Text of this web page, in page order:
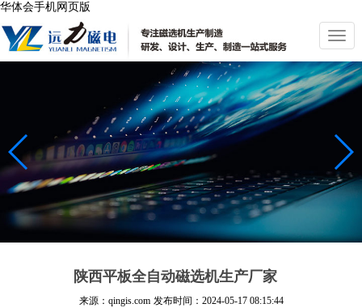
华体会手机网页版
切
换
导
航
陕西平板全自动磁选机生产厂家
来源：qingis.com 发布时间： 2024-05-17 08:15:44